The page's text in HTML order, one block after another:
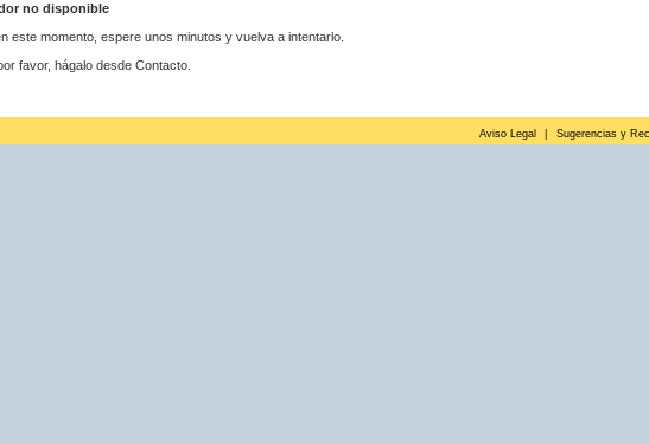
no disponible
este momento, espere unos minutos y vuelva a intentarlo.
favor, hágalo desde Contacto.
Aviso Legal Sugerencias y